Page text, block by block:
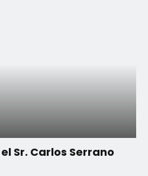
Sr. Carlos Serrano